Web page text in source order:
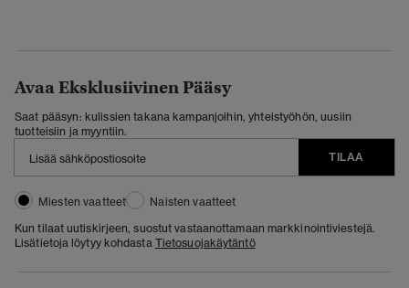
Avaa Eksklusiivinen Pääsy
Saat pääsyn: kulissien takana kampanjoihin, yhteistyöhön, uusiin
tuotteisiin ja myyntiin.
TILAA
Miesten vaatteet
Naisten vaatteet
Kun tilaat uutiskirjeen, suostut vastaanottamaan markkinointiviestejä.
Lisätietoja löytyy kohdasta Tietosuojakäytäntö